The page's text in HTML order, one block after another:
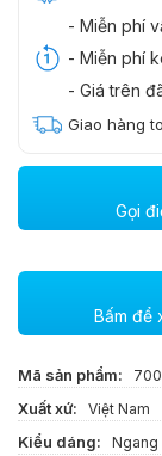
- Miễn phí
- Miễn phí
- Giá trên
Giao hàng
Gọi
Bấm để
Mã sản phẩm:
Xuất xứ: Việt Nam
Kiểu dáng: Ngang